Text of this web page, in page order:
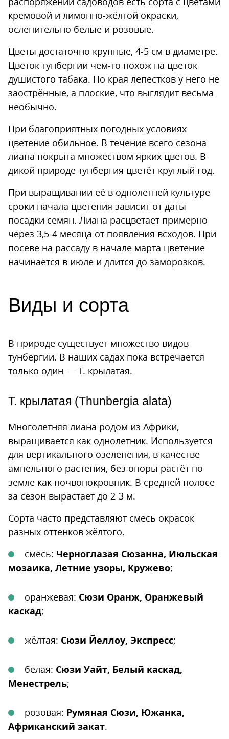
кремовой и лимонно-жёлтой окраски,
ослепительно белые и розовые.
Цветы достаточно крупные, 4-5 см в диаметре.
Цветок тунбергии чем-то похож на цветок
душистого табака. Но края лепестков у него не
заострённые, а плоские, что выглядит весьма
необычно.
При благоприятных погодных условиях
цветение обильное. В течение всего сезона
лиана покрыта множеством ярких цветов. В
дикой природе тунбергия цветёт круглый год.
При выращивании её в однолетней культуре
сроки начала цветения зависит от даты
посадки семян. Лиана расцветает примерно
через 3,5-4 месяца от появления всходов. При
посеве на рассаду в начале марта цветение
начинается в июле и длится до заморозков.
Виды и сорта
В природе существует множество видов
тунбергии. В наших садах пока встречается
только один — Т. крылатая.
Т. крылатая (Thunbergia alata)
Многолетняя лиана родом из Африки,
выращивается как однолетник. Используется
для вертикального озеленения, в качестве
ампельного растения, без опоры растёт по
земле как почвопокровник. В средней полосе
за сезон вырастает до 2-3 м.
Сорта часто представляют смесь окрасок
разных оттенков жёлтого.
смесь: Черноглазая Сюзанна, Июльская
мозаика, Летние узоры, Кружево;
оранжевая: Сюзи Оранж, Оранжевый
каскад;
жёлтая: Сюзи Йеллоу, Экспресс;
белая: Сюзи Уайт, Белый каскад,
Менестрель;
розовая: Румяная Сюзи, Южанка,
Африканский закат.